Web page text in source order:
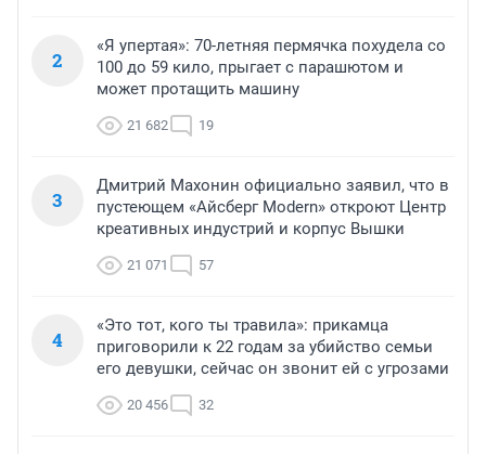
2
«Я упертая»: 70-летняя пермячка похудела со
100 до 59 кило, прыгает с парашютом и
может протащить машину
21 682 19
3
Дмитрий Махонин официально заявил, что в
пустеющем «Айсберг Modern» откроют Центр
креативных индустрий и корпус Вышки
21 071 57
4
«Это тот, кого ты травила»: прикамца
приговорили к 22 годам за убийство семьи
его девушки, сейчас он звонит ей с угрозами
20 456 32